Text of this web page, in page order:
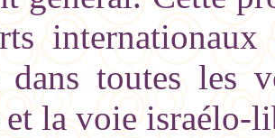
dans toutes les
la voie israélo-